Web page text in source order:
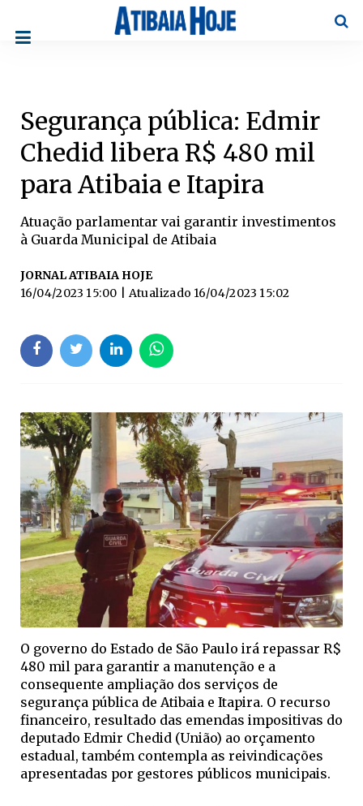
Segurança pública: Edmir
Chedid libera R$ 480 mil
para Atibaia e Itapira
Atuação parlamentar vai garantir investimentos
à Guarda Municipal de Atibaia
JORNAL ATIBAIA HOJE
16/04/2023 15:00
| Atualizado 16/04/2023 15:02
O governo do Estado de São Paulo irá repassar R$
480 mil para garantir a manutenção e a
consequente ampliação dos serviços de
segurança pública de Atibaia e Itapira. O recurso
financeiro, resultado das emendas impositivas do
deputado Edmir Chedid (União) ao orçamento
estadual, também contempla as reivindicações
apresentadas por gestores públicos municipais.